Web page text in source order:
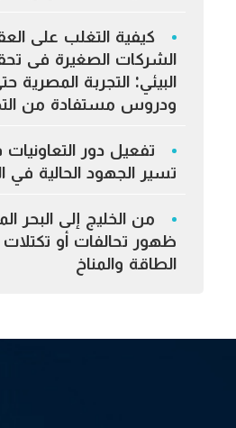
كيفية التغلب على
الشركات الصغيرة فى
البيئي: التجربة المصرية
ودروس مستفادة من
تفعيل دور
تسير الجهود الحالية في
من الخليج إلى البحر
ظهور تحالفات أو
الطاقة والمناخ